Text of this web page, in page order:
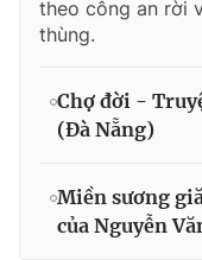
theo công an rời
thùng.
Chợ đời -
(Đà Nẵng)
Miền sương
của Nguyễn